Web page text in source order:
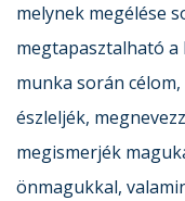
melynek megélése
megtapasztalható a
munka során
észleljék,
megismerjék
önmagukkal,